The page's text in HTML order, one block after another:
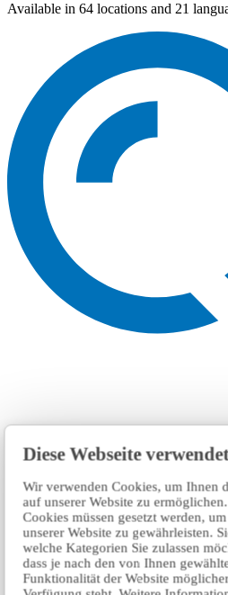
Diese Webseite
Wir verwenden Cookies, um Ihnen
auf unserer Website zu
Cookies müssen gesetzt werden,
unserer Website zu gewährleisten.
welche Kategorien Sie zulassen
dass je nach den von Ihnen
Funktionalität der Website
Available in 64 locations and 21